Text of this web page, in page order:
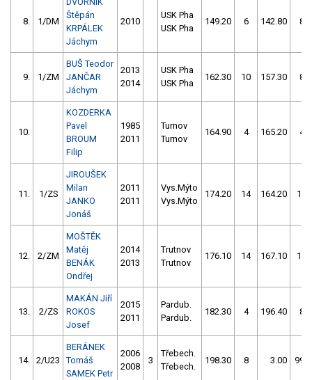
8. 1/DM
Štěpán
KRPÁLEK
Jáchym
2010
USK Pha
USK Pha
149.20 6 142.80 8
9. 1/ZM
BUŠ Teodor
JANČAR
Jáchym
2013
2014
USK Pha
USK Pha
162.30 10 157.30 8
10.
KOZDERKA
Pavel
BROUM
Filip
1985
2011
Turnov
Turnov
164.90 4 165.20 4
11. 1/ZS
JIROUŠEK
Milan
JANKO
Jonáš
2011
2011
Vys.Mýto
Vys.Mýto
174.20 14 164.20 16
12. 2/ZM
MOŠTĚK
Matěj
BENÁK
Ondřej
2014
2013
Trutnov
Trutnov
176.10 14 167.10 18
13. 2/ZS
MAKÁN Jiří
ROKOS
Josef
2015
2011
Pardub.
Pardub.
182.30 4 196.40 8
14. 2/U23
BERÁNEK
Tomáš
SAMEK Petr
2006
2008
3
Třebech.
Třebech.
198.30 8 3.00 999